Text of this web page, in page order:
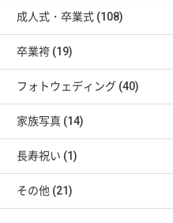
成人式・卒業式 (108)
卒業袴 (19)
フォトウェディング (40)
家族写真 (14)
長寿祝い (1)
その他 (21)